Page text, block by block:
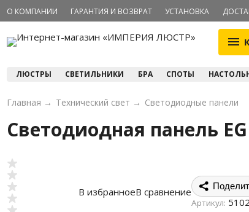
О КОМПАНИИ ГАРАНТИЯ И ВОЗВРАТ УСТАНОВКА
ЛЮСТРЫ СВЕТИЛЬНИКИ БРА СПОТЫ
Главная → Технический свет → Светодиодные панели
Светодиодная панель
В избранноеВ сравнение
Артикул: